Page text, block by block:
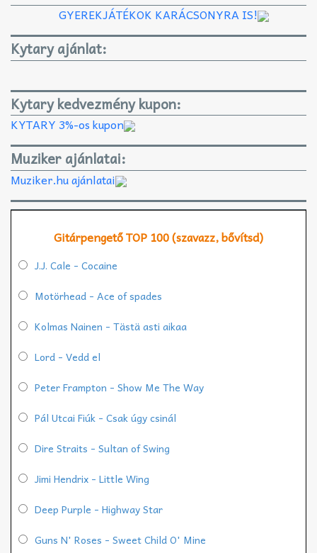
GYEREKJÁTÉKOK KARÁCSONYRA IS!
Kytary ajánlat:
Kytary kedvezmény kupon:
KYTARY 3%-os kupon
Muziker ajánlatai:
Muziker.hu ajánlatai
Gitárpengető TOP 100 (szavazz, bővítsd)
J.J. Cale - Cocaine
Motörhead - Ace of spades
Kolmas Nainen - Tästä asti aikaa
Lord - Vedd el
Peter Frampton - Show Me The Way
Pál Utcai Fiúk - Csak úgy csinál
Dire Straits - Sultan of Swing
Jimi Hendrix - Little Wing
Deep Purple - Highway Star
Guns N' Roses - Sweet Child O' Mine